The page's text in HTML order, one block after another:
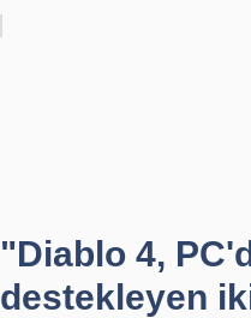
"Diablo 4,
destekleyen